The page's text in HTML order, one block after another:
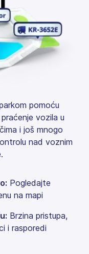
pomoću
vozila u
i još mnogo
nad voznim
Pogledajte
na mapi
Brzina pristupa,
i rasporedi